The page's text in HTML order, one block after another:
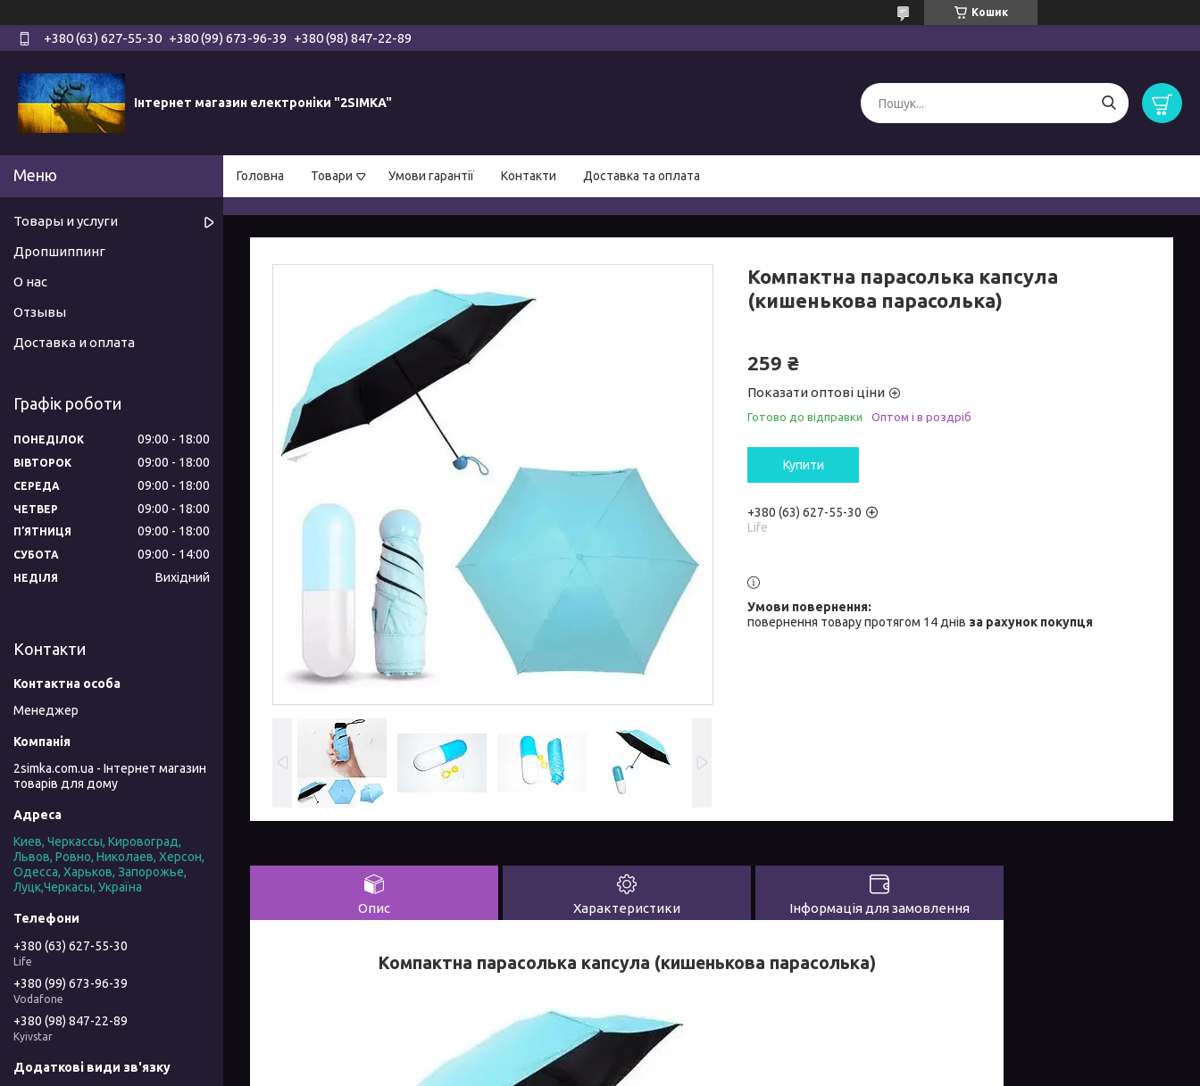
Кошик
+380 (63) 627-55-30 +380 (99) 673-96-39 +380 (98) 847-22-89
Інтернет магазин електроніки "2SIMKA"
Головна Товари Умови гарантії Контакти Доставка та оплата
Компактна парасолька капсула
(кишенькова парасолька)
259 ₴
Показати оптові ціни
Готово до відправки Оптом і в роздріб
Купити
+380 (63) 627-55-30
Life
повернення товару протягом 14 днів за рахунок покупця
Опис Характеристики Інформація для замовлення
Компактна парасолька капсула (кишенькова парасолька)
Товары и услуги
Дропшиппинг
О нас
Отзывы
Доставка и оплата
Графік роботи
ПОНЕДІЛОК 09:00 18:00
ВІВТОРОК 09:00 18:00
СЕРЕДА 09:00 18:00
ЧЕТВЕР 09:00 18:00
ПʼЯТНИЦЯ 09:00 18:00
СУБОТА 09:00 14:00
НЕДІЛЯ Вихідний
Контакти
Менеджер
2simka.com.ua - Інтернет магазин
товарів для дому
Киев, Черкассы, Кировоград,
Львов, Ровно, Николаев, Херсон,
Одесса, Харьков, Запорожье,
Луцк,Черкасы, Україна
+380 (63) 627-55-30
Life
+380 (99) 673-96-39
Vodafone
+380 (98) 847-22-89
Kyivstar